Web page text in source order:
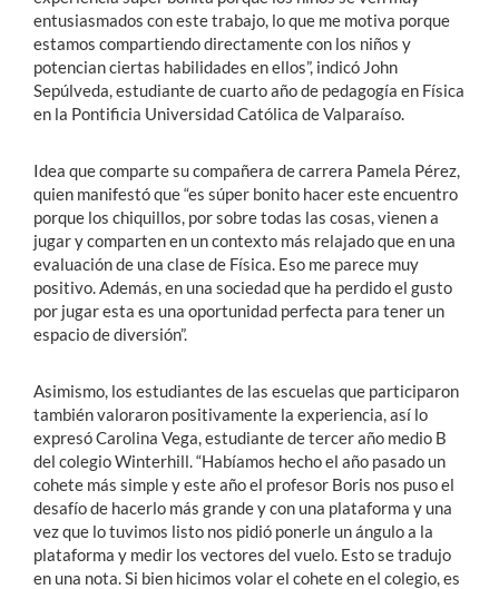
entusiasmados con este trabajo, lo que me motiva porque
estamos compartiendo directamente con los niños y
potencian ciertas habilidades en ellos”, indicó John
Sepúlveda, estudiante de cuarto año de pedagogía en Física
en la Pontificia Universidad Católica de Valparaíso.
Idea que comparte su compañera de carrera Pamela Pérez,
quien manifestó que “es súper bonito hacer este encuentro
porque los chiquillos, por sobre todas las cosas, vienen a
jugar y comparten en un contexto más relajado que en una
evaluación de una clase de Física. Eso me parece muy
positivo. Además, en una sociedad que ha perdido el gusto
por jugar esta es una oportunidad perfecta para tener un
espacio de diversión”.
Asimismo, los estudiantes de las escuelas que participaron
también valoraron positivamente la experiencia, así lo
expresó Carolina Vega, estudiante de tercer año medio B
del colegio Winterhill. “Habíamos hecho el año pasado un
cohete más simple y este año el profesor Boris nos puso el
desafío de hacerlo más grande y con una plataforma y una
vez que lo tuvimos listo nos pidió ponerle un ángulo a la
plataforma y medir los vectores del vuelo. Esto se tradujo
en una nota. Si bien hicimos volar el cohete en el colegio, es